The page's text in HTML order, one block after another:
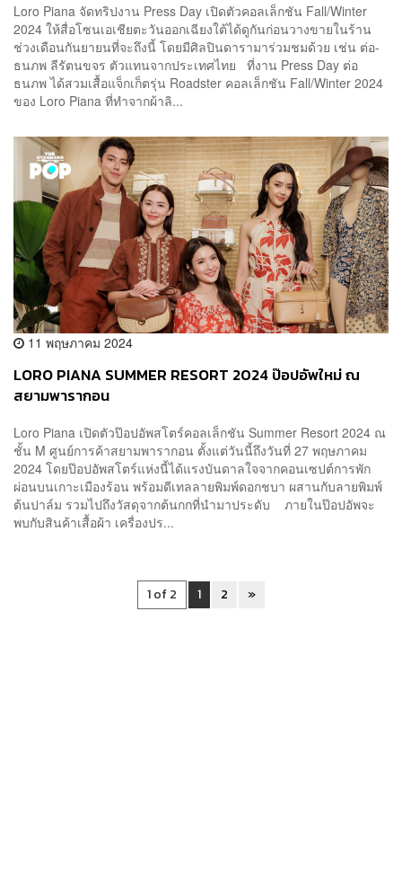
Loro Piana จัดทริปงาน Press Day เปิดตัวคอลเล็กชัน Fall/Winter
2024 ให้สื่อโซนเอเชียตะวันออกเฉียงใต้ได้ดูกันก่อนวางขายในร้าน
ช่วงเดือนกันยายนที่จะถึงนี้ โดยมีศิลปินดารามาร่วมชมด้วย เช่น ต่อ-
ธนภพ ลีรัตนขจร ตัวแทนจากประเทศไทย ที่งาน Press Day ต่อ
ธนภพ ได้สวมเสื้อแจ็กเก็ตรุ่น Roadster คอลเล็กชัน Fall/Winter 2024
ของ Loro Piana ที่ทำจากผ้าลิ...
11 พฤษภาคม 2024
LORO PIANA SUMMER RESORT 2024 ป๊อปอัพใหม่ ณ
สยามพารากอน
Loro Piana เปิดตัวป๊อปอัพสโตร์คอลเล็กชัน Summer Resort 2024 ณ
ชั้น M ศูนย์การค้าสยามพารากอน ตั้งแต่วันนี้ถึงวันที่ 27 พฤษภาคม
2024 โดยป๊อปอัพสโตร์แห่งนี้ได้แรงบันดาลใจจากคอนเซปต์การพัก
ผ่อนบนเกาะเมืองร้อน พร้อมดีเทลลายพิมพ์ดอกชบา ผสานกับลายพิมพ์
ต้นปาล์ม รวมไปถึงวัสดุจากต้นกกที่นำมาประดับ ภายในป๊อปอัพจะ
พบกับสินค้าเสื้อผ้า เครื่องปร...
1 of 2 1 2 »